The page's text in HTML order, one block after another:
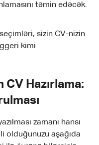
təmin edəcək.
sizin CV-nizin
kimi
Hazırlama:
zamanı hansı
olduğunuzu aşağıda